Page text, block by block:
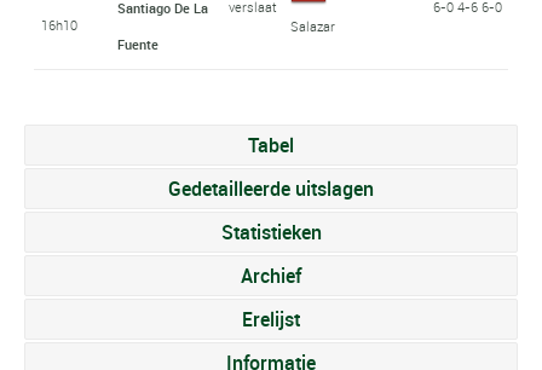
16h10
Santiago De La
Fuente
verslaat
Salazar
6-0 4-6 6-0
Tabel
Gedetailleerde uitslagen
Statistieken
Archief
Erelijst
Informatie